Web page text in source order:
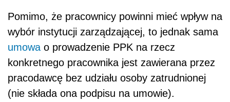
Pomimo, że pracownicy powinni mieć wpływ na
wybór instytucji zarządzającej, to jednak sama
umowa o prowadzenie PPK na rzecz
konkretnego pracownika jest zawierana przez
pracodawcę bez udziału osoby zatrudnionej
(nie składa ona podpisu na umowie).